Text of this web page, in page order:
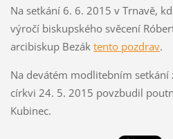
Na setkání 6. 6. 2015 v Trnavě,
výročí biskupského svěcení
arcibiskup Bezák tento pozdrav.
Na devátém modlitebním
církvi 24. 5. 2015 povzbudil
Kubinec.